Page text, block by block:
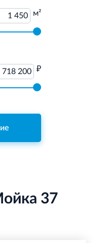
плит
Кингисеппе
в центре города
1 450 м²
718 200 ₽
37